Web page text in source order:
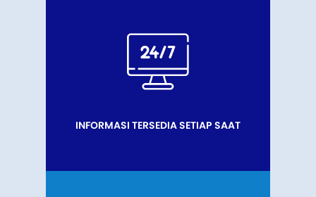
INFORMASI TERSEDIA SETIAP SAAT